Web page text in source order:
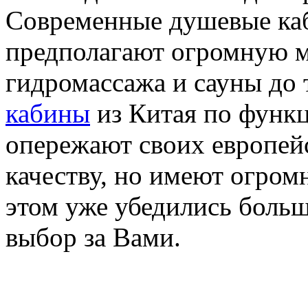
Современные душевые
предполагают огромную
гидромассажа и сауны
кабины из Китая по
опережают своих
качеству, но имеют
этом уже убедились
выбор за Вами.